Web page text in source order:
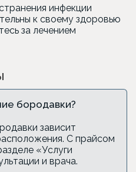
инфекции
к своему здоровью
за лечением
бородавки?
зависит
С прайсом
«Услуги
и врача.